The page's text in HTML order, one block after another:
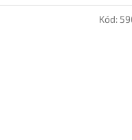
Kód: